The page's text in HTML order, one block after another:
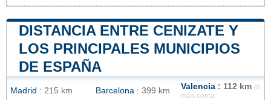
DISTANCIA ENTRE CENIZATE Y
LOS PRINCIPALES MUNICIPIOS
DE ESPAÑA
Madrid : 215 km Barcelona : 399 km Valencia : 112 km el
más cerca